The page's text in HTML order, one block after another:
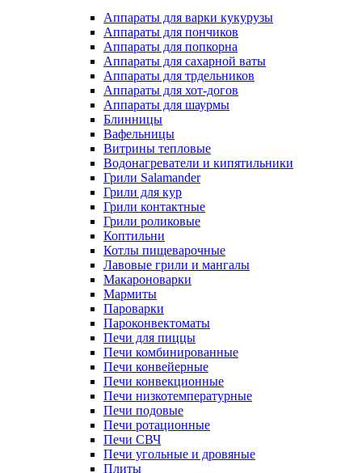
Аппараты для варки кукурузы
Аппараты для пончиков
Аппараты для попкорна
Аппараты для сахарной ваты
Аппараты для трдельников
Аппараты для хот-догов
Аппараты для шаурмы
Блинницы
Вафельницы
Витрины тепловые
Водонагреватели и кипятильники
Грили Salamander
Грили для кур
Грили контактные
Грили роликовые
Коптильни
Котлы пищеварочные
Лавовые грили и мангалы
Макароноварки
Мармиты
Пароварки
Пароконвектоматы
Печи для пиццы
Печи комбинированные
Печи конвейерные
Печи конвекционные
Печи низкотемпературные
Печи подовые
Печи ротационные
Печи СВЧ
Печи угольные и дровяные
Плиты